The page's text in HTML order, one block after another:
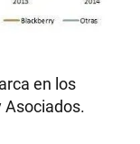
en los
Asociados.